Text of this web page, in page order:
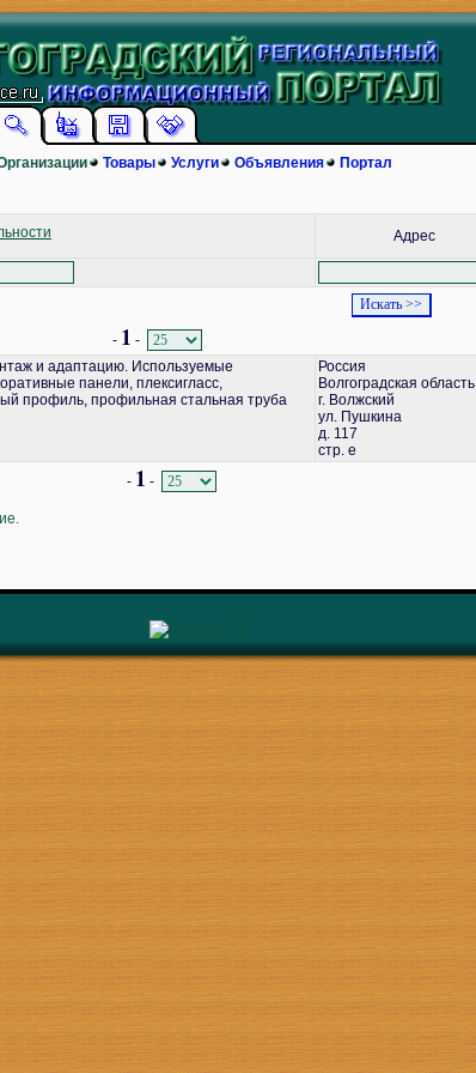
Товары Услуги Объявления Портал
Адрес
- 1 -
и адаптацию. Используемые
панели, плексигласс,
профиль, профильная стальная труба
Россия
Волгоградская область
г. Волжский
ул. Пушкина
д. 117
стр. е
- 1 -